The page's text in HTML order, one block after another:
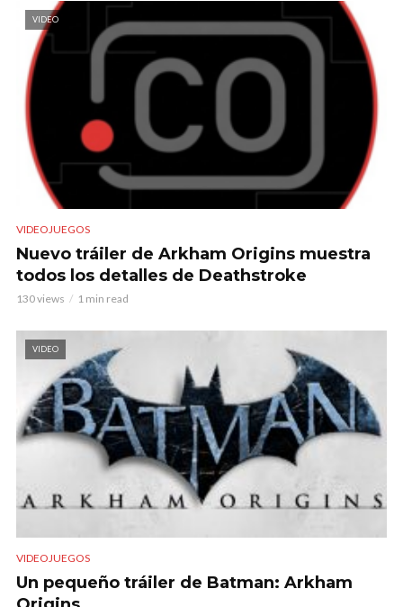
VIDEO
VIDEOJUEGOS
Nuevo tráiler de Arkham Origins muestra
todos los detalles de Deathstroke
130 views 1 min read
VIDEO
VIDEOJUEGOS
Un pequeño tráiler de Batman: Arkham